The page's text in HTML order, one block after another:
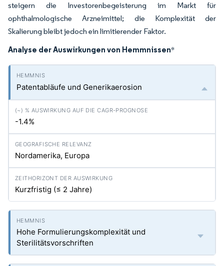
steigern die Investorenbegeisterung im Markt für
ophthalmologische Arzneimittel; die Komplexität der
Skalierung bleibt jedoch ein limitierender Faktor.
Analyse der Auswirkungen von Hemmnissen*
Patentabläufe und Generikaerosion
-1.4%
Nordamerika, Europa
Kurzfristig (≤ 2 Jahre)
Hohe Formulierungskomplexität und
Sterilitätsvorschriften